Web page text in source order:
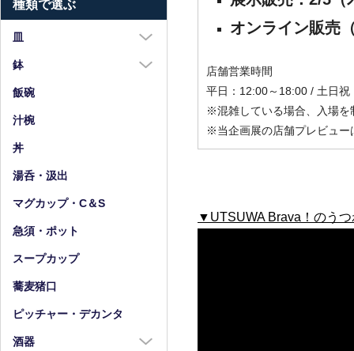
オンライン販売
店舗営業時間
平日：12:00～18:00 / 土日
※混雑している場合、入場を
※当企画展の店舗プレビュー
▼UTSUWA Brava！のう
種類で選ぶ
皿
大皿（8寸以上）
中皿（5～7寸）
小皿（4寸以下）
鉢
大鉢（8寸以上）
中鉢（5～7寸）
飯碗
汁椀
丼
湯呑・汲出
マグカップ・C＆S
急須・ポット
スープカップ
蕎麦猪口
ピッチャー・デカンタ
酒器